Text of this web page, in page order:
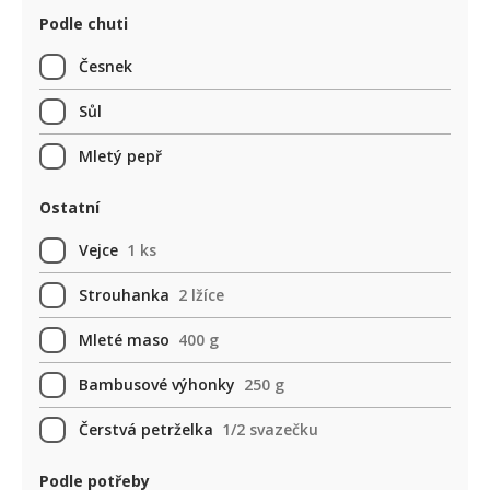
Podle chuti
Česnek
Sůl
Mletý pepř
Ostatní
Vejce 1 ks
Strouhanka 2 lžíce
Mleté maso 400 g
Bambusové výhonky 250 g
Čerstvá petrželka 1/2 svazečku
Podle potřeby